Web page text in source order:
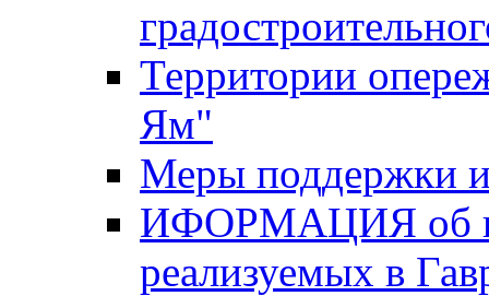
Территории
Ям"
Меры поддержки
ИФОРМАЦИЯ об
реализуемых в